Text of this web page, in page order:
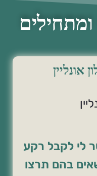
לי לקבל רקע
בהם תרצו